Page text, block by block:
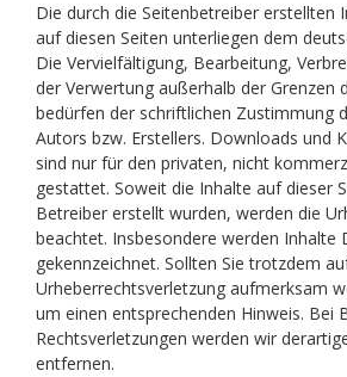
Die durch die Seitenbetreiber erstellten
auf diesen Seiten unterliegen dem
Die Vervielfältigung, Bearbeitung,
der Verwertung außerhalb der Grenzen
bedürfen der schriftlichen Zustimmung
Autors bzw. Erstellers. Downloads und
sind nur für den privaten, nicht
gestattet. Soweit die Inhalte auf dieser
Betreiber erstellt wurden, werden die
beachtet. Insbesondere werden Inhalte
gekennzeichnet. Sollten Sie trotzdem
Urheberrechtsverletzung aufmerksam
um einen entsprechenden Hinweis. Bei
Rechtsverletzungen werden wir
entfernen.